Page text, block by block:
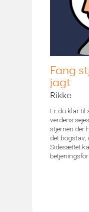
Fang
jagt
Rikke
Er du klar til
verdens
stjernen der
det bogstav,
Sidesættet